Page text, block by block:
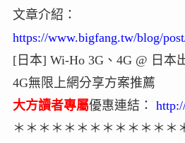
文章介紹：
https://www.bigfang.tw/blog/
[日本] Wi-Ho 3G、4G @ 日本
4G無限上網分享方案推薦
大方讀者專屬優惠連結：
＊＊＊＊＊＊＊＊＊＊＊＊＊